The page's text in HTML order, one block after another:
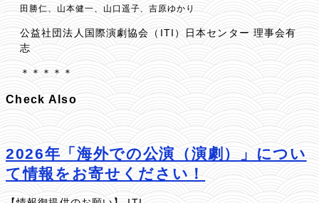
田勝仁、山本健一、山口遥子、吉原ゆかり
公益社団法人国際演劇協会（ITI）日本センター 理事会有
志
＊＊＊＊＊
Check Also
2026年「海外での公演（演劇）」につい
て情報をお寄せください！